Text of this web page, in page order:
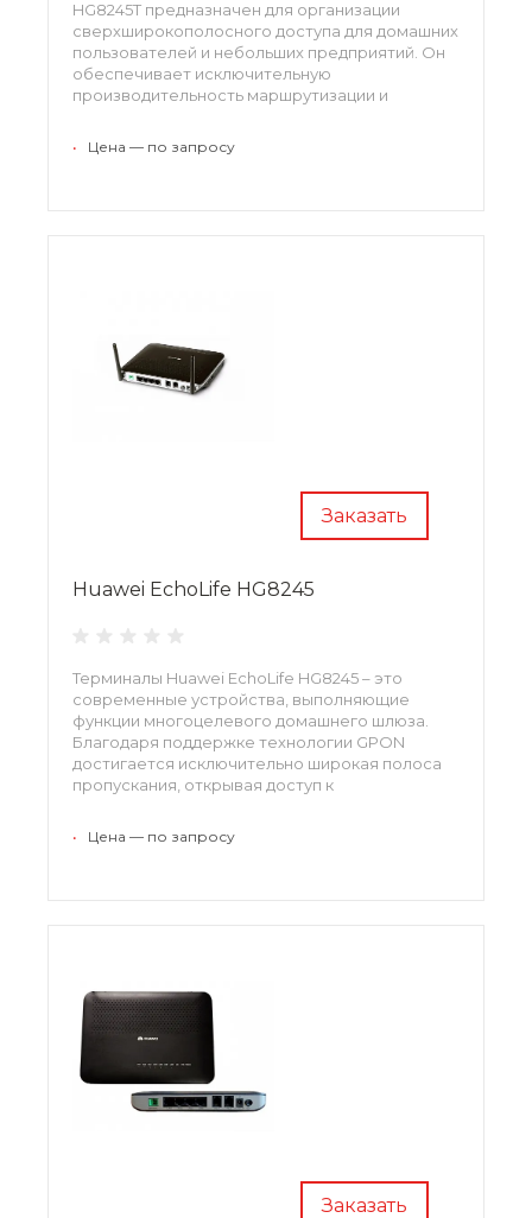
HG8245T предназначен для организации
сверхширокополосного доступа для домашних
пользователей и небольших предприятий. Он
обеспечивает исключительную
производительность маршрутизации и
доступа в интернет.
• Цена — по запросу
Заказать
Huawei EchoLife HG8245
Терминалы Huawei EchoLife HG8245 – это
современные устройства, выполняющие
функции многоцелевого домашнего шлюза.
Благодаря поддержке технологии GPON
достигается исключительно широкая полоса
пропускания, открывая доступ к
• Цена — по запросу
Заказать